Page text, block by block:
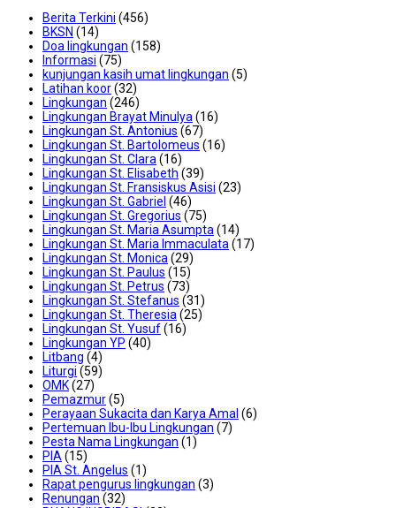
Berita Terkini (456)
BKSN (14)
Doa lingkungan (158)
Informasi (75)
kunjungan kasih umat lingkungan (5)
Latihan koor(32)
Lingkungan (246)
Lingkungan Brayat Minulya (16)
Lingkungan St. Antonius (67)
Lingkungan St. Bartolomeus (16)
Lingkungan St. Clara (16)
Lingkungan St. Elisabeth (39)
Lingkungan St. Fransiskus Asisi (23)
Lingkungan St. Gabriel (46)
Lingkungan St. Gregorius (75)
Lingkungan St. Maria Asumpta (14)
Lingkungan St. Maria Immaculata (17)
Lingkungan St. Monica (29)
Lingkungan St. Paulus (15)
Lingkungan St. Petrus (73)
Lingkungan St. Stefanus (31)
Lingkungan St. Theresia (25)
Lingkungan St. Yusuf(16)
Lingkungan YP (40)
Litbang (4)
Liturgi (59)
OMK(27)
Pemazmur(5)
Perayaan Sukacita dan Karya Amal (6)
Pertemuan Ibu-Ibu Lingkungan (7)
Pesta Nama Lingkungan (1)
PIA (15)
PIA St. Angelus (1)
Rapat pengurus lingkungan (3)
Renungan (32)